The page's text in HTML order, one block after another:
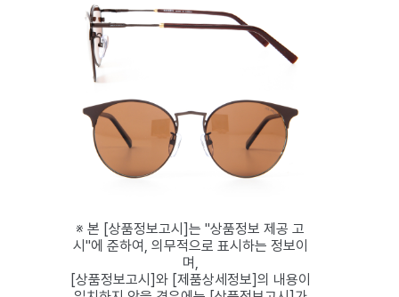
※ 본 [상품정보고시]는 "상품정보 제공 고
시"에 준하여, 의무적으로 표시하는 정보이
며,
[상품정보고시]와 [제품상세정보]의 내용이